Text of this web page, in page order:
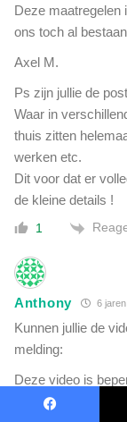
Deze maatregelen
ons toch al
Axel M.
Ps zijn jullie de
Waar in
thuis zitten
werken etc.
Dit voor dat er
de kleine details !
1
Anthony 6
Kunnen jullie de
melding:
Deze video is